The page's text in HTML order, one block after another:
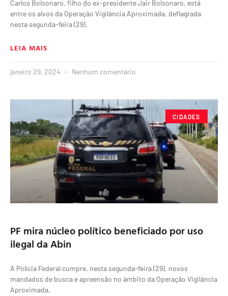
Carlos Bolsonaro, filho do ex-presidente Jair Bolsonaro, está
entre os alvos da Operação Vigilância Aproximada, deflagrada
nesta segunda-feira (29).
LEIA MAIS
janeiro 29, 2024 Nenhum comentário
CIDADES
PF mira núcleo político beneficiado por uso
ilegal da Abin
A Polícia Federal cumpre, nesta segunda-feira (29), novos
mandados de busca e apreensão no âmbito da Operação Vigilância
Aproximada,